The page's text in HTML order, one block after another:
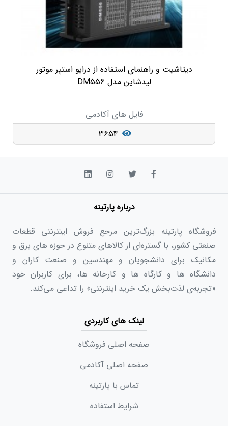
دیتاشیت و راهنمای استفاده از درایو استپر موتور
لیدشاین مدل DM556
فایل های آکادمی
3654
درباره پارتینه
فروشگاه پارتینه بزرگ‌ترین مرجع فروش اینترنتی قطعات
صنعتی کشور، با گستره‌ای از کالاهای متنوع در حوزه های برق و
مکانیک برای دانشجویان و مهندسین و صنعت کاران و
دانشگاه ها و کارگاه ها و کارخانه ها، برای کاربران خود
«تجربه‌ی لذت‌بخش یک خرید اینترنتی» را تداعی می‌کند.
لینک های کاربردی
صفحه اصلی فروشگاه
صفحه اصلی آکادمی
تماس با پارتینه
شرایط استفاده